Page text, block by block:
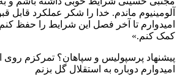
آلومینیوم ماندم. خدا را شکر عملکرد قابل
امیدوارم تا آخر فصل این شرایط را حفظ
کمک کنم.»
پیشنهاد پرسپولیس و سپاهان؟ تمرکزم
امیدوارم دوباره به استقلال گل بزنم